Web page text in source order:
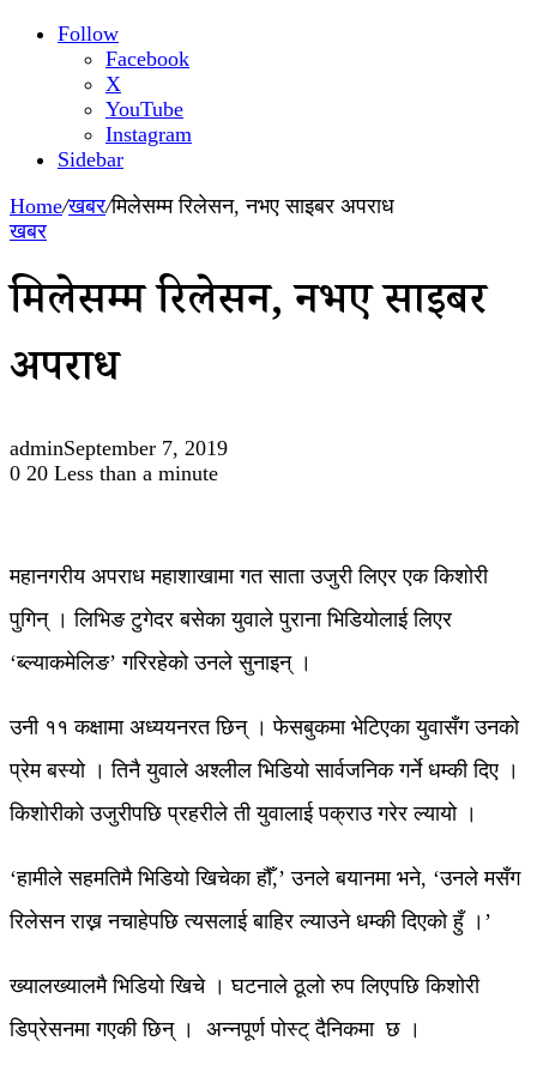
Follow
Facebook
X
YouTube
Instagram
Sidebar
Home/खबर/मिलेसम्म रिलेसन, नभए साइबर अपराध
खबर
मिलेसम्म रिलेसन, नभए साइबर
अपराध
adminSeptember 7, 2019
0 20 Less than a minute
महानगरीय अपराध महाशाखामा गत साता उजुरी लिएर एक किशोरी
पुगिन् । लिभिङ टुगेदर बसेका युवाले पुराना भिडियोलाई लिएर
‘ब्ल्याकमेलिङ’ गरिरहेको उनले सुनाइन् ।
उनी ११ कक्षामा अध्ययनरत छिन् । फेसबुकमा भेटिएका युवासँग उनको
प्रेम बस्यो । तिनै युवाले अश्लील भिडियो सार्वजनिक गर्ने धम्की दिए ।
किशोरीको उजुरीपछि प्रहरीले ती युवालाई पक्राउ गरेर ल्यायो ।
‘हामीले सहमतिमै भिडियो खिचेका हौँ,’ उनले बयानमा भने, ‘उनले मसँग
रिलेसन राख्न नचाहेपछि त्यसलाई बाहिर ल्याउने धम्की दिएको हुँ ।’
ख्यालख्यालमै भिडियो खिचे । घटनाले ठूलो रुप लिएपछि किशोरी
डिप्रेसनमा गएकी छिन् । अन्नपूर्ण पोस्ट् दैनिकमा छ ।